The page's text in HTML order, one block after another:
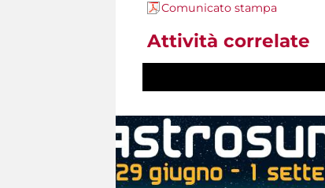
Comunicato stampa
Attività correlate